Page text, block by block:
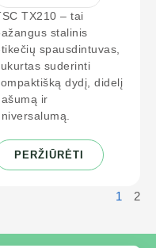
TX210 – tai
stalinis
spausdintuvas,
suderinti
dydį, didelį
ir
PERŽIŪRĖTI
1 2